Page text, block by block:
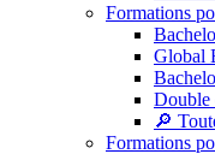
Formations
Global
Double
🔎
Formations